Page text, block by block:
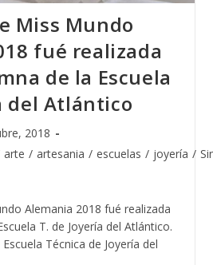
Miss Mundo
fué realizada
de la Escuela
del Atlántico
2018
arte / artesania / escuelas / joyería /
Alemania 2018 fué realizada
T. de Joyería del Atlántico.
Técnica de Joyería del